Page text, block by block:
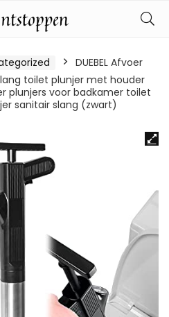
DUEBEL Afvoer
toilet plunjer met houder
plunjers voor badkamer toilet
sanitair slang (zwart)